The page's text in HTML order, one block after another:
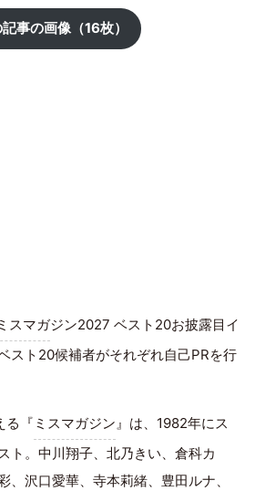
事の画像（16枚）
スマガジン2027 ベスト20お披露目イ
スト20候補者がそれぞれ自己PRを行
る『 ミスマガジン』は、1982年にス
ト。中川翔子、北乃きい、倉科カ
、沢口愛華、寺本莉緒、豊田ルナ、